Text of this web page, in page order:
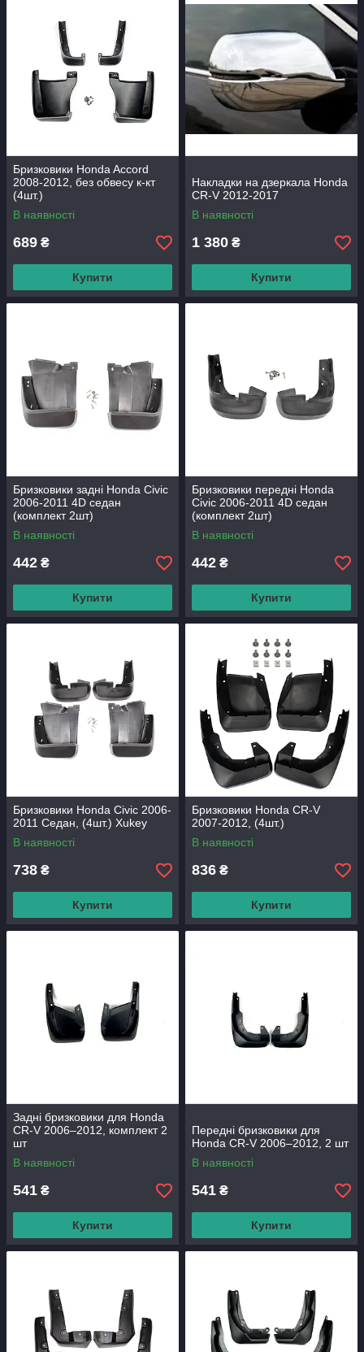
Бризковики Honda Accord
2008-2012, без обвесу к-кт
(4шт.)
В наявності
689 ₴
Купити
Накладки на дзеркала Honda
CR-V 2012-2017
В наявності
1 380 ₴
Купити
Бризковики задні Honda Civic
2006-2011 4D седан
(комплект 2шт)
В наявності
442 ₴
Купити
Бризковики передні Honda
Civic 2006-2011 4D седан
(комплект 2шт)
В наявності
442 ₴
Купити
Бризковики Honda Civic 2006-
2011 Седан, (4шт.) Xukey
В наявності
738 ₴
Купити
Бризковики Honda CR-V
2007-2012, (4шт.)
В наявності
836 ₴
Купити
Задні бризковики для Honda
CR‑V 2006–2012, комплект 2
шт
В наявності
541 ₴
Купити
Передні бризковики для
Honda CR‑V 2006–2012, 2 шт
В наявності
541 ₴
Купити